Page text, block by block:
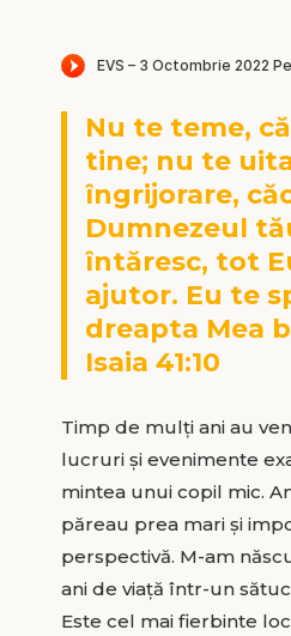
Nu te teme,
tine; nu te
îngrijorare,
Dumnezeul
întăresc, tot
ajutor. Eu te
dreapta Mea
Isaia 41:10
Timp de mulţi ani au
lucruri și evenimente
mintea unui copil mic.
păreau prea mari și
perspectivă. M-am
ani de viață într-un
Este cel mai fierbinte